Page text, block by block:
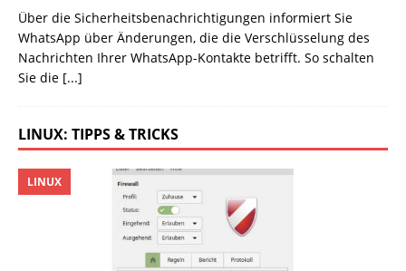
Über die Sicherheitsbenachrichtigungen informiert Sie
WhatsApp über Änderungen, die die Verschlüsselung des
Nachrichten Ihrer WhatsApp-Kontakte betrifft. So schalten
Sie die [...]
LINUX: TIPPS & TRICKS
LINUX